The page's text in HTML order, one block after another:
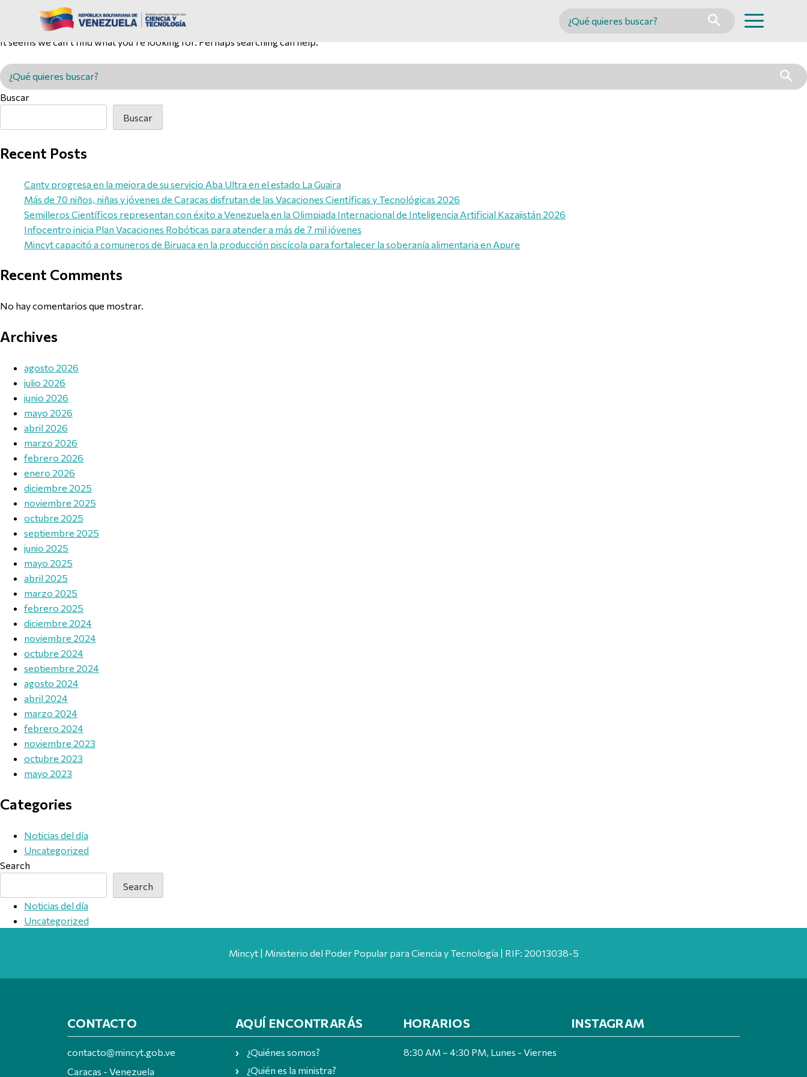
Buscar en MINCYT
Nothing Found
It seems we can’t find what you’re looking for. Perhaps searching can help.
Buscar en MINCYT
Buscar
Buscar
Recent Posts
Cantv progresa en la mejora de su servicio Aba Ultra en el estado La Guaira
Más de 70 niños, niñas y jóvenes de Caracas disfrutan de las Vacaciones Científicas y Tecnológicas 2026
Semilleros Científicos representan con éxito a Venezuela en la Olimpiada Internacional de Inteligencia Artificial Kazajistán 2026
Infocentro inicia Plan Vacaciones Robóticas para atender a más de 7 mil jóvenes
Mincyt capacitó a comuneros de Biruaca en la producción piscícola para fortalecer la soberanía alimentaria en Apure
Recent Comments
No hay comentarios que mostrar.
Archives
agosto 2026
julio 2026
junio 2026
mayo 2026
abril 2026
marzo 2026
febrero 2026
enero 2026
diciembre 2025
noviembre 2025
octubre 2025
septiembre 2025
junio 2025
mayo 2025
abril 2025
marzo 2025
febrero 2025
diciembre 2024
noviembre 2024
octubre 2024
septiembre 2024
agosto 2024
abril 2024
marzo 2024
febrero 2024
noviembre 2023
octubre 2023
mayo 2023
Categories
Noticias del día
Uncategorized
Search
Search
Noticias del día
Uncategorized
Mincyt | Ministerio del Poder Popular para Ciencia y Tecnología | RIF: 20013038-5
CONTACTO
contacto@mincyt.gob.ve
Caracas - Venezuela
AQUÍ ENCONTRARÁS
¿Quiénes somos?
¿Quién es la ministra?
HORARIOS
8:30 AM – 4:30 PM, Lunes - Viernes
INSTAGRAM